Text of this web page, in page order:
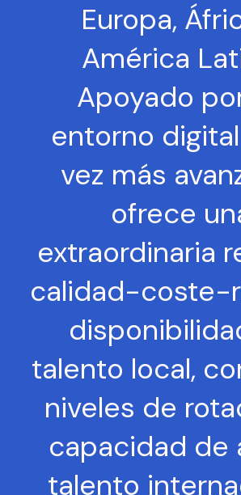
Europa,
América
Apoyado
entorno
vez más
ofrece
extraordinaria
calidad-coste-
talento local,
niveles de
capacidad de
talento